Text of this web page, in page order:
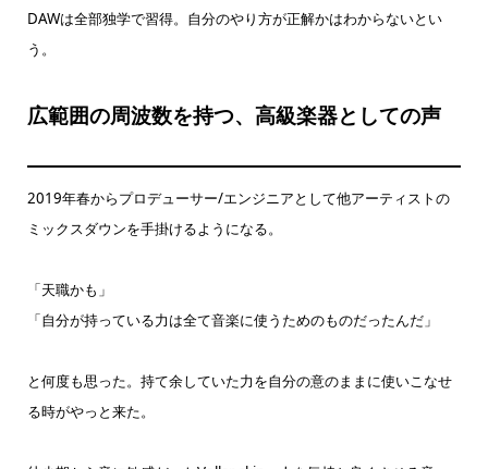
DAWは全部独学で習得。自分のやり方が正解かはわからないとい
う。
広範囲の周波数を持つ、高級楽器としての声
2019年春からプロデューサー/エンジニアとして他アーティストの
ミックスダウンを手掛けるようになる。
「天職かも」
「自分が持っている力は全て音楽に使うためのものだったんだ」
と何度も思った。持て余していた力を自分の意のままに使いこなせ
る時がやっと来た。